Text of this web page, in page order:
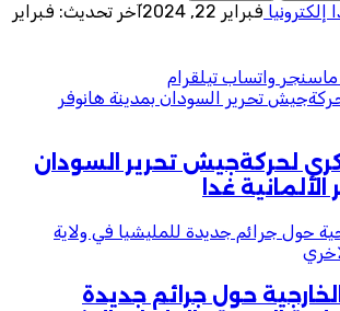
إلكترونيا فبراير 22, 2024
آخر تحديث: فبراير
ماسنجر واتساب تيلقرام
تحرير السودان بمدينة هانوفر
لحركةجيش تحرير السودان
غدا
حول جرائم جديدة للمليشيا في ولاية
حول جرائم جديدة